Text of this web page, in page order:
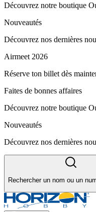
Découvrez notre boutique
Nouveautés
Découvrez nos dernières
Airmeet 2026
Réserve ton billet dès
Faites de bonnes affaires
Découvrez notre boutique
Nouveautés
Découvrez nos dernières
Rechercher un nom ou un